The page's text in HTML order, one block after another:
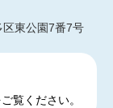
東公園7番7号
覧ください。